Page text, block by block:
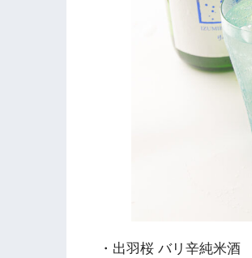
・出羽桜 バリ辛純米酒